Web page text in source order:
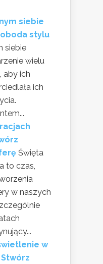
siebie
stylu
siebie
wielu
aby ich
ich
Święta
to czas,
w naszych
w